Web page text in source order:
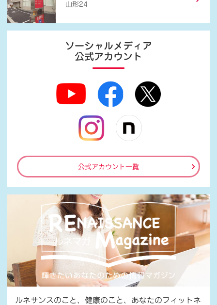
山形24
ソーシャルメディア
公式アカウント
公式アカウント一覧
ルネサンスのこと、健康のこと、あなたのフィットネ